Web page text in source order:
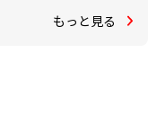
もっと見る